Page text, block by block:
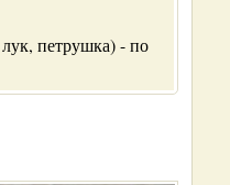
петрушка) - по